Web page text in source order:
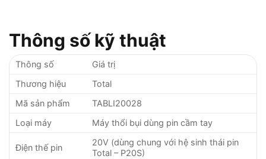
Thông số kỹ thuật
Thông số
Giá trị
Thương hiệu
Total
Mã sản phẩm
TABLI20028
Loại máy
Máy thổi bụi dùng pin cầm tay
Điện thế pin
20V (dùng chung với hệ sinh thái pin
Total – P20S)